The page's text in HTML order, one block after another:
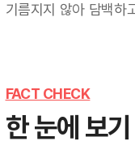
기름지지 않아 담백하
FACT CHECK
한 눈에 보기